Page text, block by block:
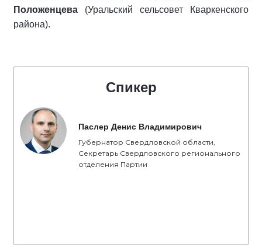
Положенцева (Уральский сельсовет Кваркенского
района).
Спикер
Паслер Денис Владимирович
Губернатор Свердловской области,
Секретарь Свердловского регионального
отделения Партии